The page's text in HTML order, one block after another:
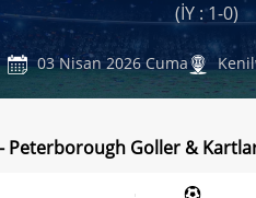
(İY : 1-0)
03 Nisan 2026 Cuma
Peterborough Goller &